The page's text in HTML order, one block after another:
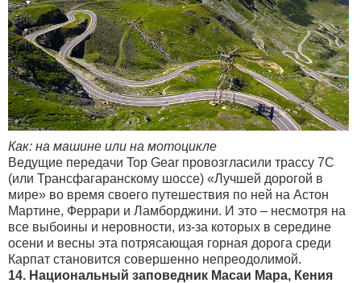
Как: на машине или на мотоцикле
Ведущие передачи Top Gear провозгласили трассу 7C
(или Трансфагаранскому шоссе) «Лучшей дорогой в
мире» во время своего путешествия по ней на Астон
Мартине, Феррари и Ламборджини. И это – несмотря на
все выбоины и неровности, из-за которых в середине
осени и весны эта потрясающая горная дорога среди
Карпат становится совершенно непреодолимой.
14. Национальный заповедник Масаи Мара, Кения